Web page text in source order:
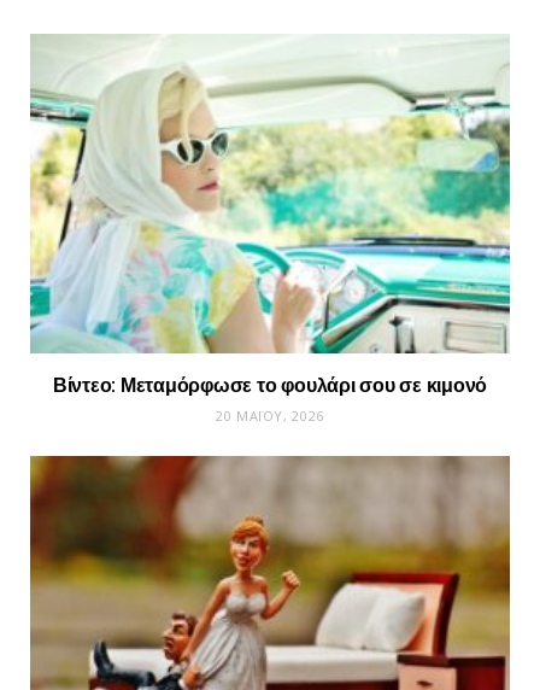
Βίντεο: Μεταμόρφωσε το φουλάρι σου σε κιμονό
20 ΜΑΪ́ΟΥ, 2026